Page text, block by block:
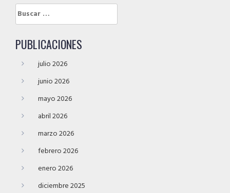
Buscar:
PUBLICACIONES
julio 2026
junio 2026
mayo 2026
abril 2026
marzo 2026
febrero 2026
enero 2026
diciembre 2025